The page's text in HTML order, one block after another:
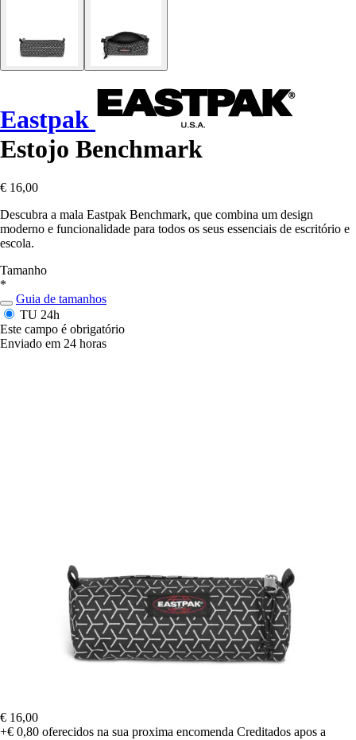
Eastpak
Estojo Benchmark
€ 16,00
Descubra a mala Eastpak Benchmark, que combina um design
moderno e funcionalidade para todos os seus essenciais de escritório e
escola.
Tamanho
*
Guia de tamanhos
TU 24h
Este campo é obrigatório
Enviado em 24 horas
€ 16,00
+€ 0,80 oferecidos na sua proxima encomenda Creditados apos a